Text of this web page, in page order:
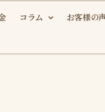
コラム お客様の